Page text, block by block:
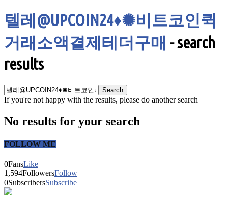
텔레@UPCOIN24♦✺비트코인퀵
거래소액결제테더구매 -search
results
If you're not happy with the results, please do another search
No results for your search
FOLLOW ME
0FansLike
1,594FollowersFollow
0SubscribersSubscribe